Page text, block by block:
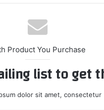
Product You Purchase
list to get
dolor sit amet, consectetur.